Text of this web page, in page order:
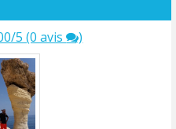
5 (0 avis )